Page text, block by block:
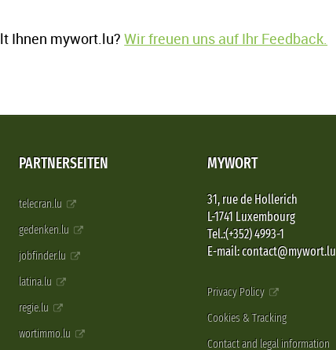
Ihnen mywort.lu?Wir freuen uns auf Ihr Feedback.
PARTNERSEITEN
telecran.lu
gedenken.lu
jobfinder.lu
latina.lu
regie.lu
wortimmo.lu
MYWORT
31, rue de Hollerich
L-1741 Luxembourg
Tel.:(+352) 4993-1
E-mail: contact@mywort.lu
Privacy Policy
Cookies & Tracking
Contact and legal information